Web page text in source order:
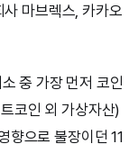
마브렉스, 카카오
중 가장 먼저 코인
코인 외 가상자산)
향으로 불장이던 11